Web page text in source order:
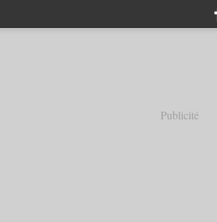
Publicité